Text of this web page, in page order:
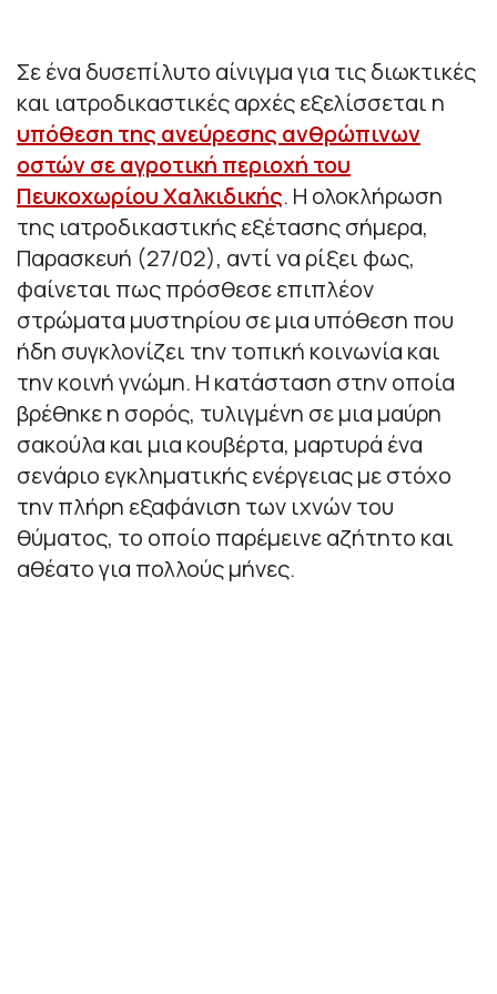
Σε ένα δυσεπίλυτο αίνιγμα για τις διωκτικές
και ιατροδικαστικές αρχές εξελίσσεται η
υπόθεση της ανεύρεσης ανθρώπινων
οστών σε αγροτική περιοχή του
Πευκοχωρίου Χαλκιδικής. Η ολοκλήρωση
της ιατροδικαστικής εξέτασης σήμερα,
Παρασκευή (27/02), αντί να ρίξει φως,
φαίνεται πως πρόσθεσε επιπλέον
στρώματα μυστηρίου σε μια υπόθεση που
ήδη συγκλονίζει την τοπική κοινωνία και
την κοινή γνώμη. Η κατάσταση στην οποία
βρέθηκε η σορός, τυλιγμένη σε μια μαύρη
σακούλα και μια κουβέρτα, μαρτυρά ένα
σενάριο εγκληματικής ενέργειας με στόχο
την πλήρη εξαφάνιση των ιχνών του
θύματος, το οποίο παρέμεινε αζήτητο και
αθέατο για πολλούς μήνες.